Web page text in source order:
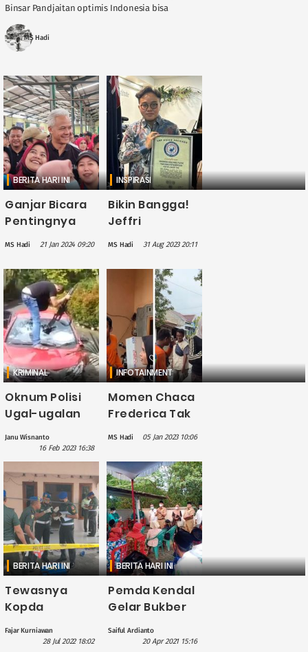
Binsar Pandjaitan optimis Indonesia bisa
baterai litium. Diketahui, China merupakan
negara ....
MS Hadi
BERITA HARI INI
Ganjar Bicara
Pentingnya
Dunia Kerja
Saat Kunjungi
Perusahaan
Rokok di
Kendal
MS Hadi 21 Jan 2024 09:20
INSPIRASI
Bikin Bangga!
Jeffri
Pecahkan
Rekor Dunia
Bermain Piano
Berjam-jam
dengan Mata
Tertutup
MS Hadi 31 Aug 2023 20:11
KRIMINAL
Oknum Polisi
Ugal-ugalan
Hancurkan
Honda Jazz
Merah di
Kendal
Janu Wisnanto
16 Feb 2023 16:38
INFOTAINMENT
Momen Chaca
Frederica Tak
Dikenali Warga
Bupati Kendal:
Saya Malah
Senang
MS Hadi 05 Jan 2023 10:06
BERITA HARI INI
Tewasnya
Kopda
Muslimin:
Dalang
Fajar Kurniawan
28 Jul 2022 18:02
BERITA HARI INI
Pemda Kendal
Gelar Bukber
dan Safari
Vaksinasi
Saiful Ardianto
20 Apr 2021 15:16